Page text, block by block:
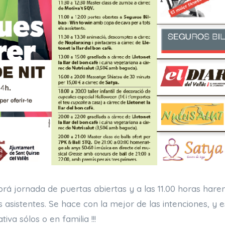
jornada de puertas abiertas y a las 11.00 horas
Se hace con la mejor de las intenciones, y
sólos o en familia !!!